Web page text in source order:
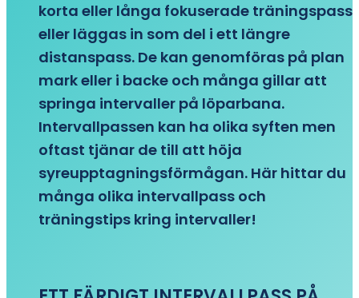
korta eller långa fokuserade träningspass
eller läggas in som del i ett längre
distanspass. De kan genomföras på plan
mark eller i backe och många gillar att
springa intervaller på löparbana.
Intervallpassen kan ha olika syften men
oftast tjänar de till att höja
syreupptagningsförmågan. Här hittar du
många olika intervallpass och
träningstips kring intervaller!